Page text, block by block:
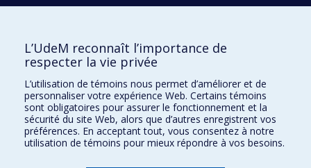
Kinésiologie et des sciences de l’activité physique
Orthophonie et audiologie
Directions
DPC
CPASS
L’UdeM reconnaît l’importance de
respecter la vie privée
L’utilisation de témoins nous permet d’améliorer et de
personnaliser votre expérience Web. Certains témoins
sont obligatoires pour assurer le fonctionnement et la
sécurité du site Web, alors que d’autres enregistrent vos
préférences. En acceptant tout, vous consentez à notre
utilisation de témoins pour mieux répondre à vos besoins.